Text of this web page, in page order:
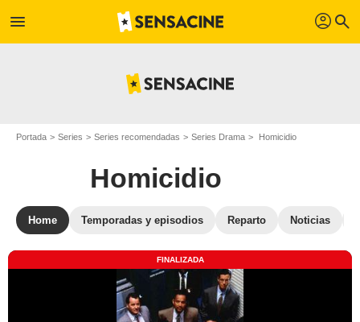
menu profil search
Portada Series Series recomendadas Series Drama Homicidio
Homicidio
Home Temporadas y episodios Reparto Noticias
FINALIZADA